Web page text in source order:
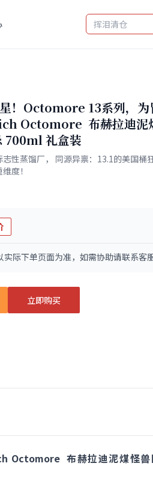
星！Octomore 13系列，为
Octomore 布赫拉迪泥
700ml 礼盒装
性蒸馏厂， 同源异禀：13.1的美国桶
度！
际下单页面为准，如需协助请联系客服
立即购买
Octomore 布赫拉迪泥煤怪兽